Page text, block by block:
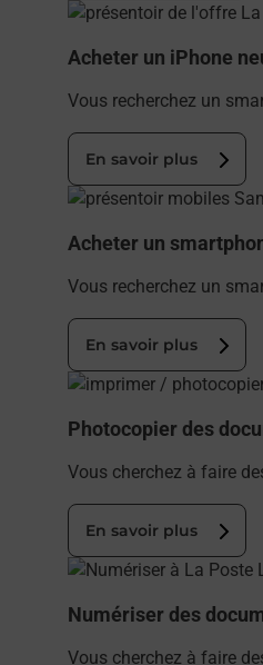
En savoir plus
Acheter un iPhone
Vous recherchez un
En savoir plus
En savoir plus
Acheter un
Vous recherchez un
En savoir plus
En savoir plus
Photocopier des
Vous cherchez à faire
En savoir plus
En savoir plus
Numériser des
Vous cherchez à faire